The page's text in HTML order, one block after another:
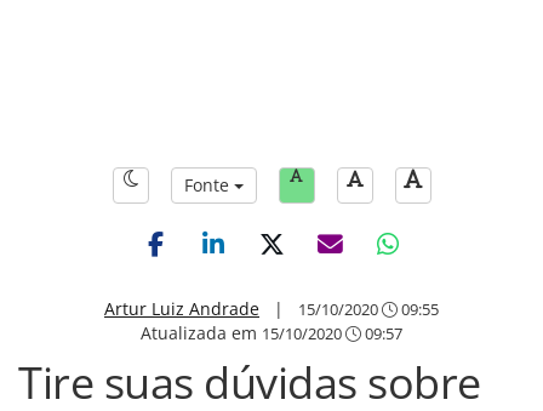
Fonte
Artur Luiz Andrade | 15/10/2020 09:55
Atualizada em 15/10/2020 09:57
Tire suas dúvidas sobre